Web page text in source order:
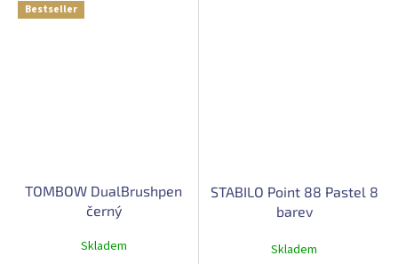
Bestseller
TOMBOW DualBrushpen
černý
Průměrné
hodnocení
Skladem
STABILO Point 88 Pastel 8
barev
Skladem